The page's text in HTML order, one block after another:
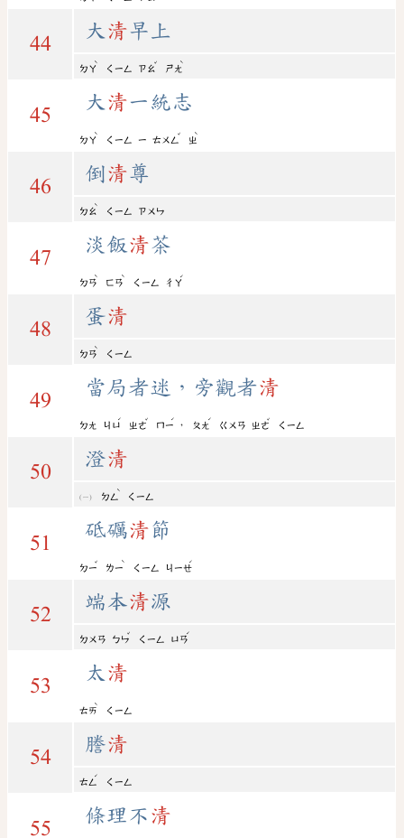
44
大 清早上
ㄉㄚ
ˋ
ㄑㄧㄥ ㄗㄠ
ˇ
ㄕㄤ
ˋ
45
大 清一統志
ㄉㄚ
ˋ
ㄑㄧㄥ ㄧ ㄊㄨㄥ
ˇ
ㄓ
ˋ
46
倒清尊
ㄉㄠ
ˋ
ㄑㄧㄥ ㄗㄨㄣ
47
淡飯 清茶
ㄉㄢ
ˋ
ㄈㄢ
ˋ
ㄑㄧㄥ ㄔㄚ
ˊ
48
蛋清
ㄉㄢ
ˋ
ㄑㄧㄥ
49
當局者迷，旁觀者清
ㄉㄤ ㄐㄩ
ˊ
ㄓㄜ
ˇ
ㄇㄧ
ˊ
， ㄆㄤ
ˊ
ㄍㄨㄢ ㄓㄜ
ˇ
ㄑㄧㄥ
50
澄清
ㄉㄥ
ˋ
ㄑㄧㄥ
51
砥礪清節
ㄉㄧ
ˇ
ㄌㄧ
ˋ
ㄑㄧㄥ ㄐㄧㄝ
ˊ
52
端本清源
ㄉㄨㄢ ㄅㄣ
ˇ
ㄑㄧㄥ ㄩㄢ
ˊ
53
太 清
ㄊㄞ
ˋ
ㄑㄧㄥ
54
謄清
ㄊㄥ
ˊ
ㄑㄧㄥ
55
條理不 清